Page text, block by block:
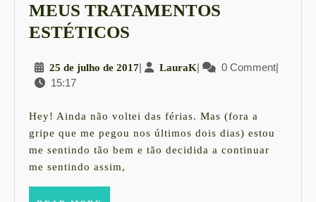
MEUS TRATAMENTOS
ESTÉTICOS
ESTÉTICOS
25 de julho de 201725
de
2017
| LauraKLauraK
| 0 Comment|
15:17
Hey! Ainda não voltei das férias. Mas (fora a
gripe que me pegou nos últimos dois dias) estou
me sentindo tão bem e tão decidida a continuar
me sentindo assim,